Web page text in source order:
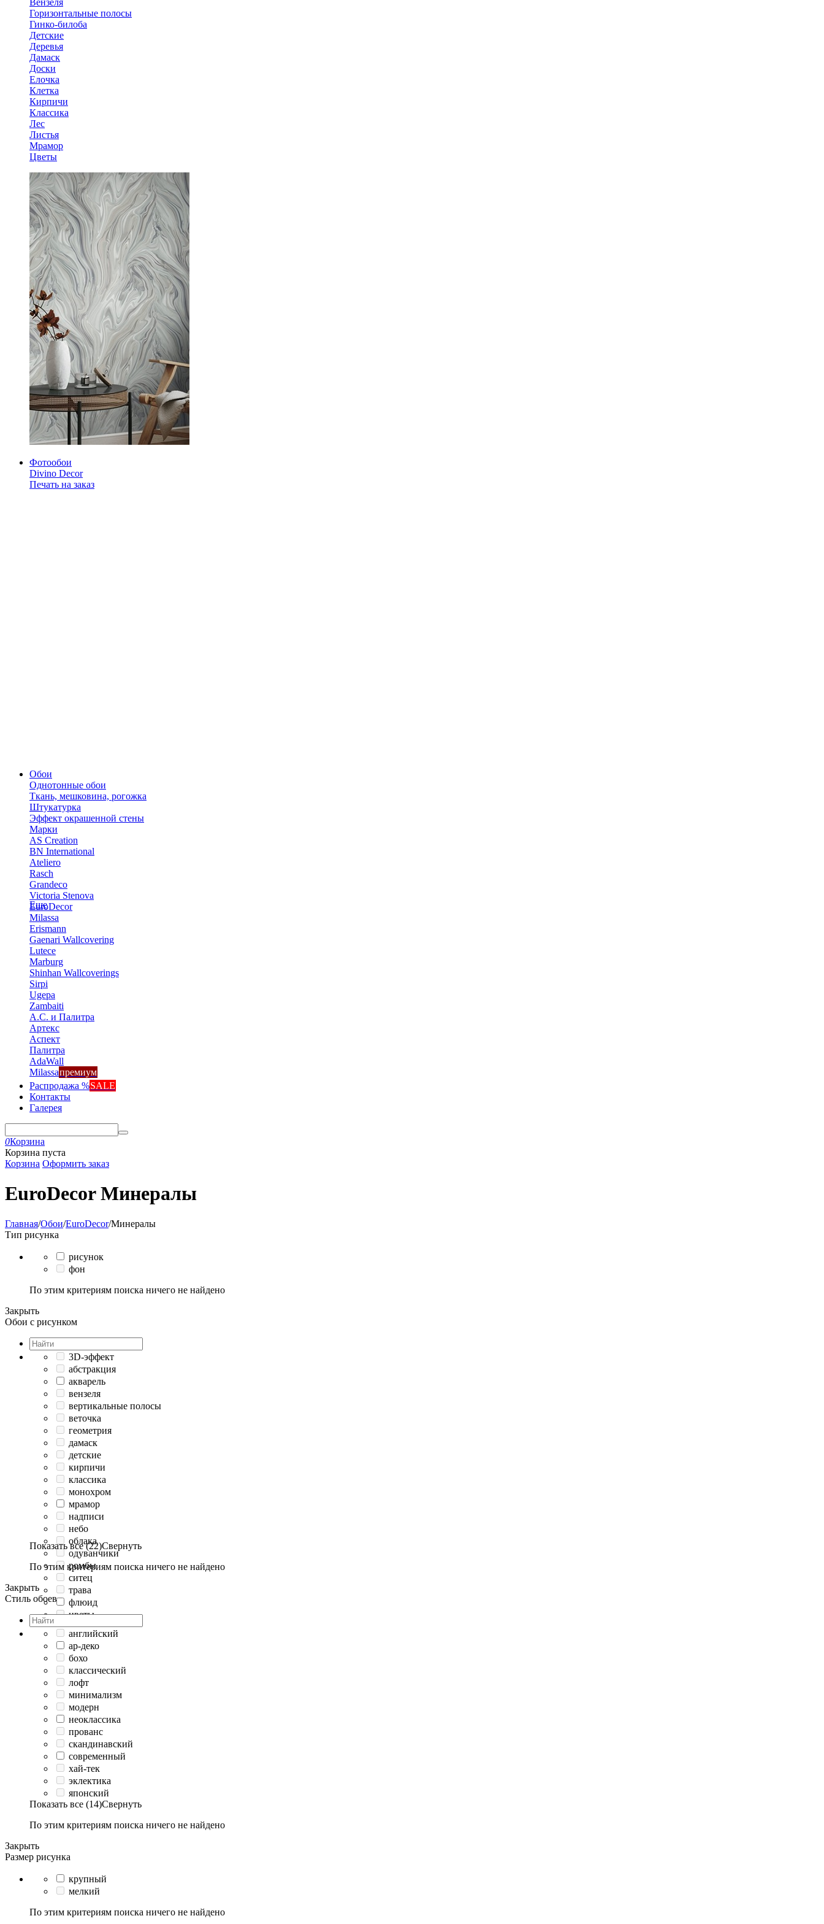
Вензеля
Горизонтальные полосы
Гинко-билоба
Детские
Деревья
Дамаск
Доски
Елочка
Клетка
Кирпичи
Классика
Лес
Листья
Мрамор
Цветы
Фотообои
Divino Decor
Печать на заказ
Обои
Однотонные обои
Ткань, мешковина, рогожка
Штукатурка
Эффект окрашенной стены
Марки
AS Creation
BN International
Ateliero
Rasch
Grandeco
Victoria Stenova
EuroDecor
Milassa
Erismann
Gaenari Wallcovering
Lutece
Marburg
Shinhan Wallcoverings
Sirpi
Ugepa
Zambaiti
А.С. и Палитра
Артекс
Аспект
Палитра
AdaWall
Milassaпремиум
Еще
Распродажа %SALE
Контакты
Галерея
0Корзина
Корзина пуста
Корзина Оформить заказ
EuroDecor Минералы
Главная/Обои/EuroDecor/Минералы
Тип рисунка
рисунок
фон
По этим критериям поиска ничего не найдено
Закрыть
Обои с рисунком
3D-эффект
абстракция
акварель
вензеля
вертикальные полосы
веточка
геометрия
дамаск
детские
кирпичи
классика
монохром
мрамор
надписи
небо
облака
одуванчики
ромбы
ситец
трава
флюид
цветы
Показать все (22)Свернуть
По этим критериям поиска ничего не найдено
Закрыть
Стиль обоев
английский
ар-деко
бохо
классический
лофт
минимализм
модерн
неоклассика
прованс
скандинавский
современный
хай-тек
эклектика
японский
Показать все (14)Свернуть
По этим критериям поиска ничего не найдено
Закрыть
Размер рисунка
крупный
мелкий
По этим критериям поиска ничего не найдено